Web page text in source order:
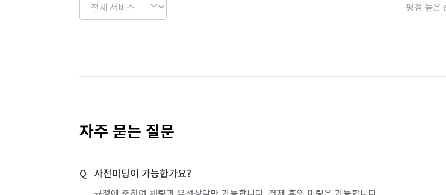
자주 묻는 질문
사전미팅이 가능한가요?